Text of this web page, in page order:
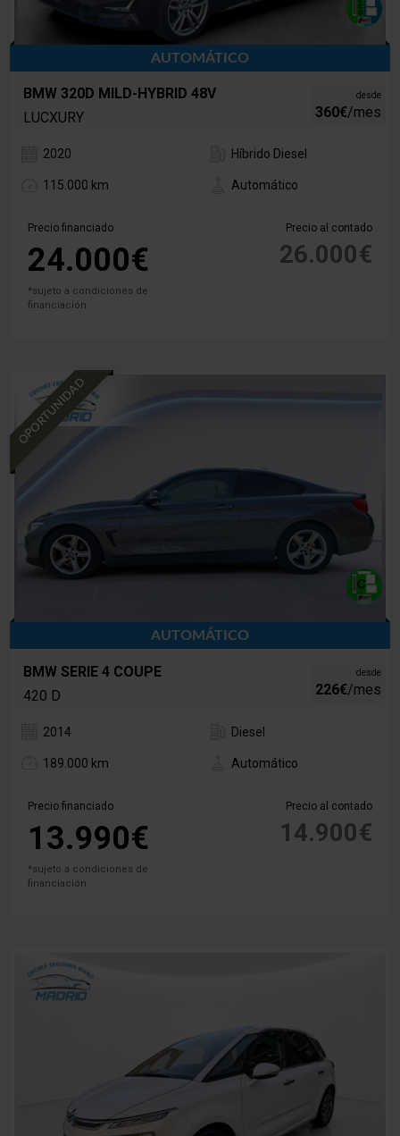
AUTOMÁTICO
BMW 320D MILD-HYBRID 48V
LUCXURY
desde
360€/mes
2020 Híbrido Diesel
115.000 km Automático
Precio financiado
24.000€
*sujeto a condiciones de
financiación
Precio al contado
26.000€
OPORTUNIDAD
AUTOMÁTICO
BMW SERIE 4 COUPE
420 D
desde
226€/mes
2014 Diesel
189.000 km Automático
Precio financiado
13.990€
*sujeto a condiciones de
financiación
Precio al contado
14.900€